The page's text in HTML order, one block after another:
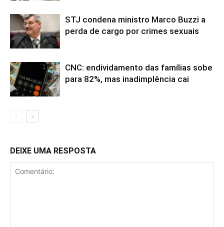
STJ condena ministro Marco Buzzi a
perda de cargo por crimes sexuais
CNC: endividamento das famílias sobe
para 82%, mas inadimplência cai
DEIXE UMA RESPOSTA